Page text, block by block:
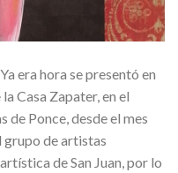
era hora se presentó en
Casa Zapater, en el
de Ponce, desde el mes
grupo de artistas
de San Juan, por lo